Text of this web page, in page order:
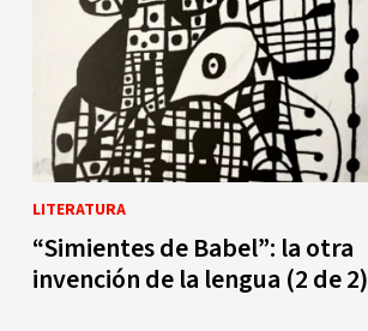
LITERATURA
“Simientes de Babel”: la otra
invención de la lengua (2 de 2)